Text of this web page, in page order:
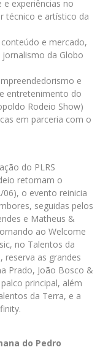
e experiências no
técnico e artístico da
e mercado,
da Globo
e
entretenimento do
Rodeio Show)
em parceria com o
do PLRS
retomam o
o evento reinicia
seguidas pelos
e Matheus &
ao Welcome
no Talentos da
reserva as grandes
Prado, João Bosco &
principal, além
da Terra, e a
do Pedro